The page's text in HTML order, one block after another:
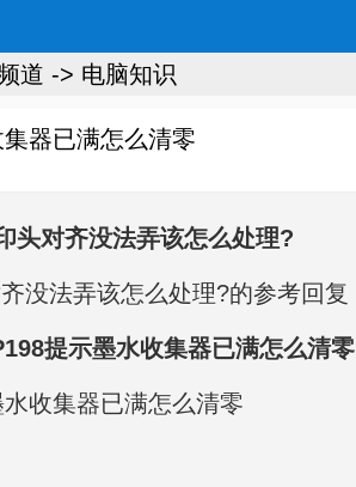
道 -> 电脑知识
器已满怎么清零
头对齐没法弄该怎么处理?
没法弄该怎么处理?的参考回复
提示墨水收集器已满怎么清零
收集器已满怎么清零